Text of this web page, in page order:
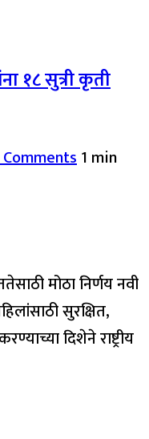
१८ सुत्री कृती
1 min
मोठा निर्णय नवी
सुरक्षित,
दिशेने राष्ट्रीय